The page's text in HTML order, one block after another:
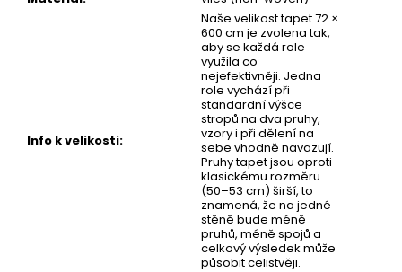
Info k velikosti:
Naše velikost tapet 72 ×
600 cm je zvolena tak,
aby se každá role
využila co
nejefektivněji. Jedna
role vychází při
standardní výšce
stropů na dva pruhy,
vzory i při dělení na
sebe vhodně navazují.
Pruhy tapet jsou oproti
klasickému rozměru
(50–53 cm) širší, to
znamená, že na jedné
stěně bude méně
pruhů, méně spojů a
celkový výsledek může
působit celistvěji.
TAPETA